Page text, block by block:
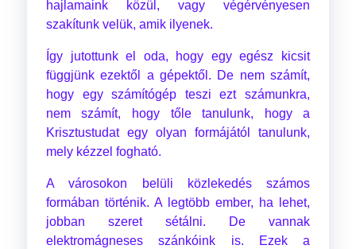
hajlamaink közül, vagy végérvényesen
szakítunk velük, amik ilyenek.
Így jutottunk el oda, hogy egy egész kicsit
függjünk ezektől a gépektől. De nem számít,
hogy egy számítógép teszi ezt számunkra,
nem számít, hogy tőle tanulunk, hogy a
Krisztustudat egy olyan formájától tanulunk,
mely kézzel fogható.
A városokon belüli közlekedés számos
formában történik. A legtöbb ember, ha lehet,
jobban szeret sétálni. De vannak
elektromágneses szánkóink is. Ezek a